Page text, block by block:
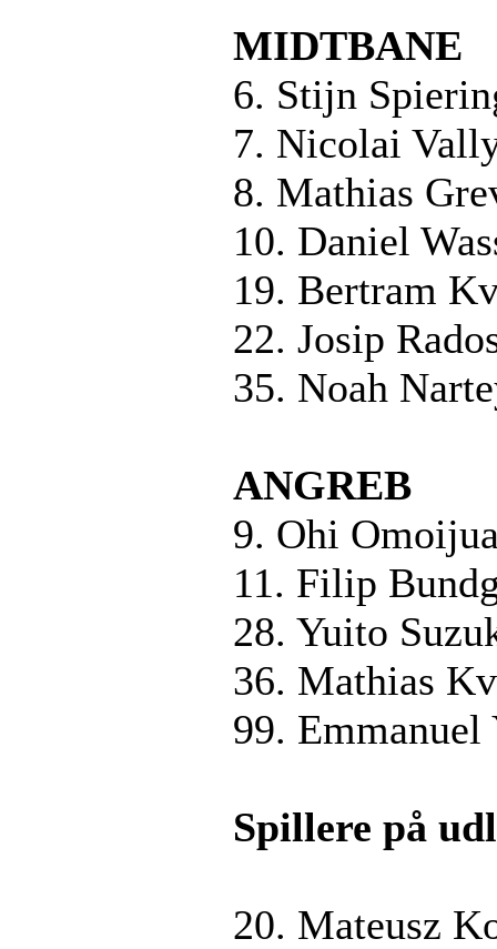
MIDTBANE
6. Stijn
7. Nicolai
8. Mathias
10. Daniel
19. Bertram
22. Josip
35. Noah
ANGREB
9. Ohi
11. Filip
28. Yuito
36. Mathias
99. Emmanuel
Spillere på
20. Mateusz